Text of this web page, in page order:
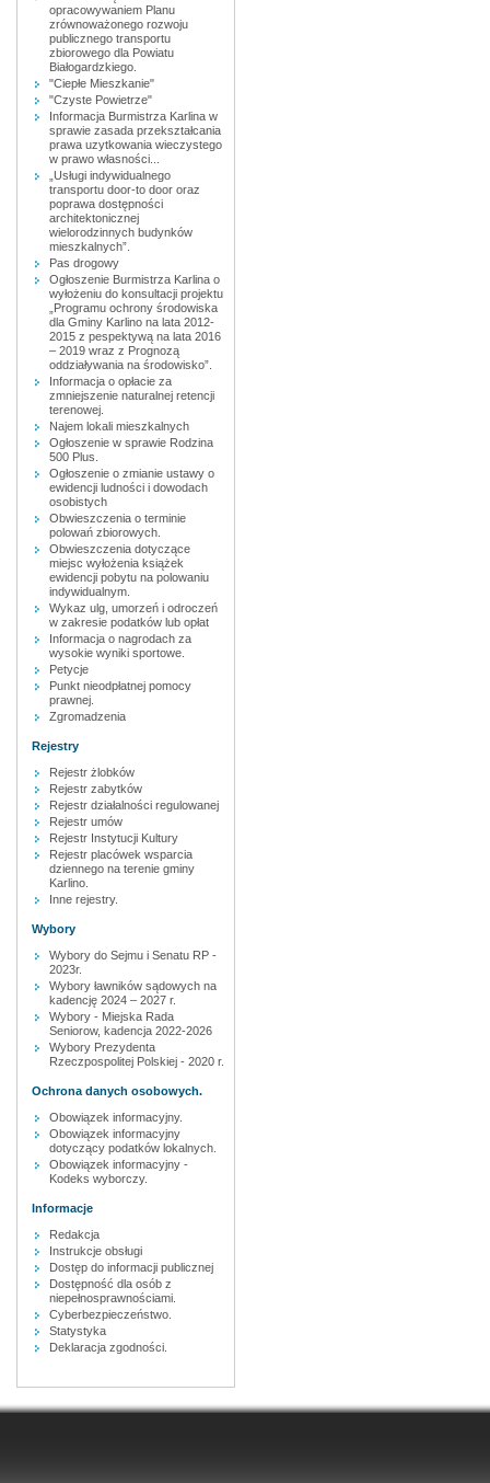
opracowywaniem Planu
zrównoważonego rozwoju
publicznego transportu
zbiorowego dla Powiatu
Białogardzkiego.
"Ciepłe Mieszkanie"
"Czyste Powietrze"
Informacja Burmistrza Karlina w
sprawie zasada przekształcania
prawa uzytkowania wieczystego
w prawo własności...
„Usługi indywidualnego
transportu door-to door oraz
poprawa dostępności
architektonicznej
wielorodzinnych budynków
mieszkalnych”.
Pas drogowy
Ogłoszenie Burmistrza Karlina o
wyłożeniu do konsultacji projektu
„Programu ochrony środowiska
dla Gminy Karlino na lata 2012-
2015 z pespektywą na lata 2016
– 2019 wraz z Prognozą
oddziaływania na środowisko”.
Informacja o opłacie za
zmniejszenie naturalnej retencji
terenowej.
Najem lokali mieszkalnych
Ogłoszenie w sprawie Rodzina
500 Plus.
Ogłoszenie o zmianie ustawy o
ewidencji ludności i dowodach
osobistych
Obwieszczenia o terminie
polowań zbiorowych.
Obwieszczenia dotyczące
miejsc wyłożenia książek
ewidencji pobytu na polowaniu
indywidualnym.
Wykaz ulg, umorzeń i odroczeń
w zakresie podatków lub opłat
Informacja o nagrodach za
wysokie wyniki sportowe.
Petycje
Punkt nieodpłatnej pomocy
prawnej.
Zgromadzenia
Rejestry
Rejestr żlobków
Rejestr zabytków
Rejestr działalności regulowanej
Rejestr umów
Rejestr Instytucji Kultury
Rejestr placówek wsparcia
dziennego na terenie gminy
Karlino.
Inne rejestry.
Wybory
Wybory do Sejmu i Senatu RP -
2023r.
Wybory ławników sądowych na
kadencję 2024 – 2027 r.
Wybory - Miejska Rada
Seniorow, kadencja 2022-2026
Wybory Prezydenta
Rzeczpospolitej Polskiej - 2020 r.
Ochrona danych osobowych.
Obowiązek informacyjny.
Obowiązek informacyjny
dotyczący podatków lokalnych.
Obowiązek informacyjny -
Kodeks wyborczy.
Informacje
Redakcja
Instrukcje obsługi
Dostęp do informacji publicznej
Dostępność dla osób z
niepełnosprawnościami.
Cyberbezpieczeństwo.
Statystyka
Deklaracja zgodności.